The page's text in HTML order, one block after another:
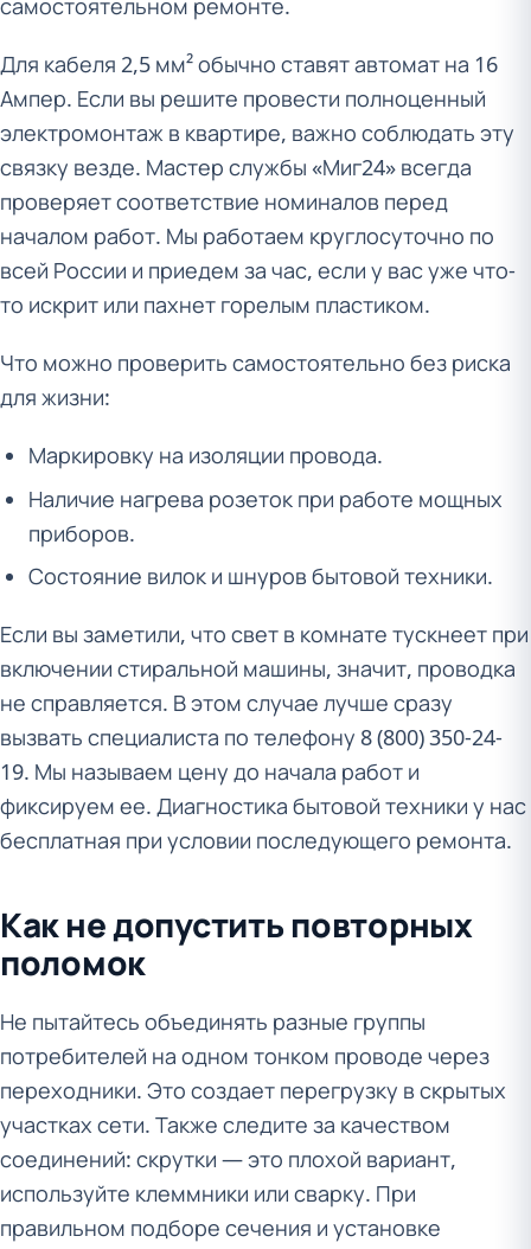
самостоятельном ремонте.
Для кабеля 2,5 мм² обычно ставят автомат на 16
Ампер. Если вы решите провести полноценный
электромонтаж в квартире, важно соблюдать эту
связку везде. Мастер службы «Миг24» всегда
проверяет соответствие номиналов перед
началом работ. Мы работаем круглосуточно по
всей России и приедем за час, если у вас уже что-
то искрит или пахнет горелым пластиком.
Что можно проверить самостоятельно без риска
для жизни:
Маркировку на изоляции провода.
Наличие нагрева розеток при работе мощных
приборов.
Состояние вилок и шнуров бытовой техники.
Если вы заметили, что свет в комнате тускнеет при
включении стиральной машины, значит, проводка
не справляется. В этом случае лучше сразу
вызвать специалиста по телефону 8 (800) 350-24-
19. Мы называем цену до начала работ и
фиксируем ее. Диагностика бытовой техники у нас
бесплатная при условии последующего ремонта.
Как не допустить повторных
поломок
Не пытайтесь объединять разные группы
потребителей на одном тонком проводе через
переходники. Это создает перегрузку в скрытых
участках сети. Также следите за качеством
соединений: скрутки — это плохой вариант,
используйте клеммники или сварку. При
правильном подборе сечения и установке